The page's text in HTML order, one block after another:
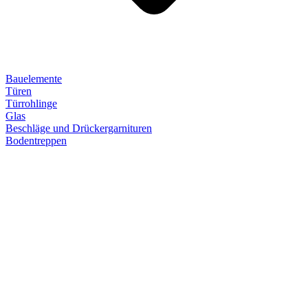
Bauelemente
Türen
Türrohlinge
Glas
Beschläge und Drückergarnituren
Bodentreppen